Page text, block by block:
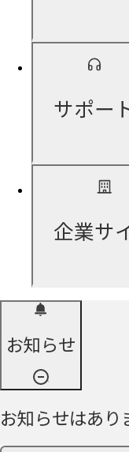
サポー
企業サ
お知らせ
お知らせはあり